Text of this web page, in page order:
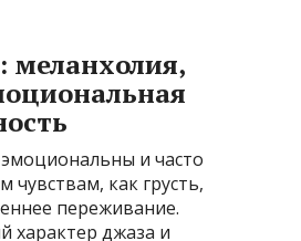
меланхолия,
и часто
чувствам, как грусть,
переживание.
характер джаза и